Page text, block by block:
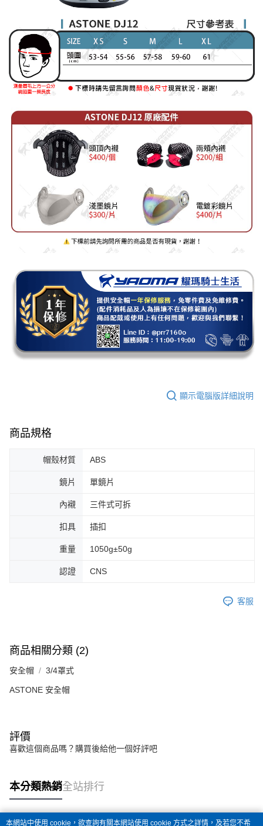
顯示電腦版詳細說明
商品規格
帽殼材質 ABS
鏡片 單鏡片
內襯 三件式可拆
扣具 插扣
重量 1050g±50g
認證 CNS
客服
商品相關分類 (2)
安全帽 3/4罩式
ASTONE 安全帽
評價
喜歡這個商品嗎？購買後給他一個好評吧
本分類熱銷全站排行
本網站中使用 cookie，欲查詢有關本網站使用 cookie 方式之詳情，及若您不希